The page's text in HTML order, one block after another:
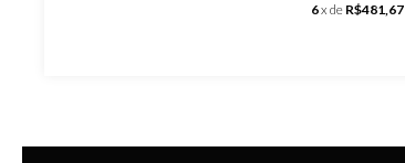
6x de R$481,67